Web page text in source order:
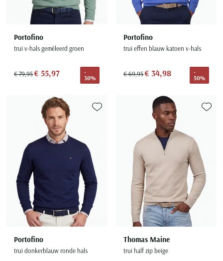
Portofino
trui v-hals gemêleerd groen
€ 79,95€ 55,97
-
30%
Portofino
trui effen blauw katoen v-hals
€ 69,95€ 34,98
-
50%
Portofino
trui donkerblauw ronde hals
Toevoegen aan favorieten
Thomas Maine
trui half zip beige